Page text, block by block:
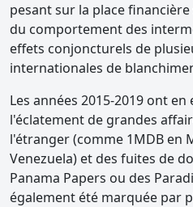
pesant sur la place
du comportement des
effets conjoncturels de
internationales de
Les années 2015-2019 ont
l'éclatement de grandes
l'étranger (comme 1MDB en
Venezuela) et des fuites de
Panama Papers ou des
également été marquée par